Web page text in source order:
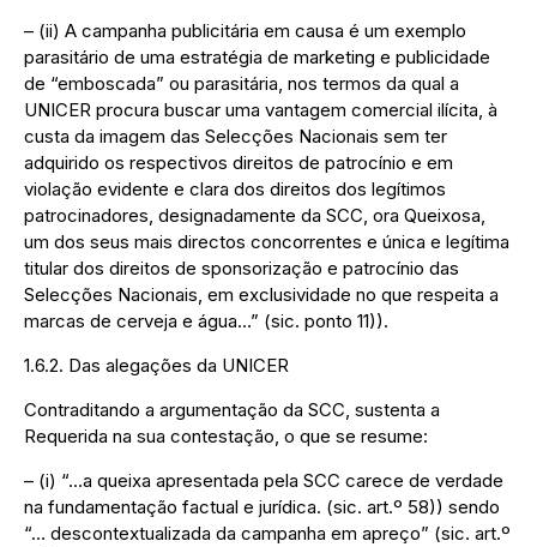
– (ii) A campanha publicitária em causa é um exemplo
parasitário de uma estratégia de marketing e publicidade
de “emboscada” ou parasitária, nos termos da qual a
UNICER procura buscar uma vantagem comercial ilícita, à
custa da imagem das Selecções Nacionais sem ter
adquirido os respectivos direitos de patrocínio e em
violação evidente e clara dos direitos dos legítimos
patrocinadores, designadamente da SCC, ora Queixosa,
um dos seus mais directos concorrentes e única e legítima
titular dos direitos de sponsorização e patrocínio das
Selecções Nacionais, em exclusividade no que respeita a
marcas de cerveja e água…” (sic. ponto 11)).
1.6.2. Das alegações da UNICER
Contraditando a argumentação da SCC, sustenta a
Requerida na sua contestação, o que se resume:
– (i) “…a queixa apresentada pela SCC carece de verdade
na fundamentação factual e jurídica. (sic. art.º 58)) sendo
“… descontextualizada da campanha em apreço” (sic. art.º